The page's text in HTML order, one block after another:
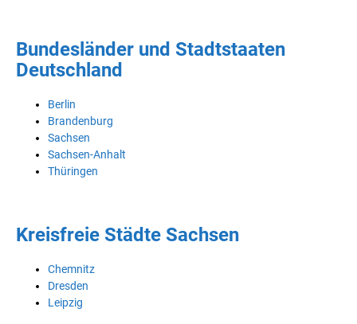
Bundesländer und Stadtstaaten
Deutschland
Berlin
Brandenburg
Sachsen
Sachsen-Anhalt
Thüringen
Kreisfreie Städte Sachsen
Chemnitz
Dresden
Leipzig